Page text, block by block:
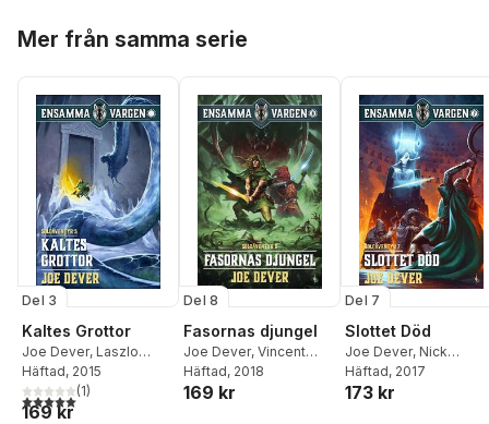
Mer från samma serie
Del 3
Kaltes Grottor
Joe Dever, Laszlo
Cook
Häftad, 2015
5,0utav 5 stjärnor. Totalt antal röster:
(1)
169 kr
Del 8
Fasornas djungel
Joe Dever, Vincent
Lazzari
Häftad, 2018
169 kr
Del 7
Slottet Död
Joe Dever, Nick
Robinson
Häftad, 2017
173 kr